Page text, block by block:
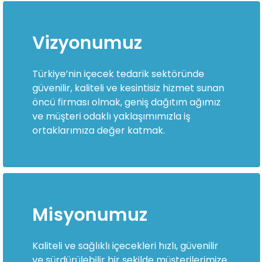
Vizyonumuz
Türkiye’nin içecek tedarik sektöründe
güvenilir, kaliteli ve kesintisiz hizmet sunan
öncü firması olmak, geniş dağıtım ağımız
ve müşteri odaklı yaklaşımımızla iş
ortaklarımıza değer katmak.
Misyonumuz
Kaliteli ve sağlıklı içecekleri hızlı, güvenilir